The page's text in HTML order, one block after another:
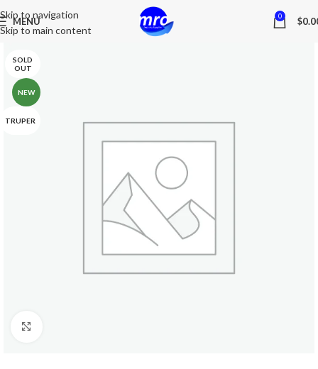
Skip to navigation
Skip to main content
MENU 0 $
SOLD
OUT
NEW
TRUPER